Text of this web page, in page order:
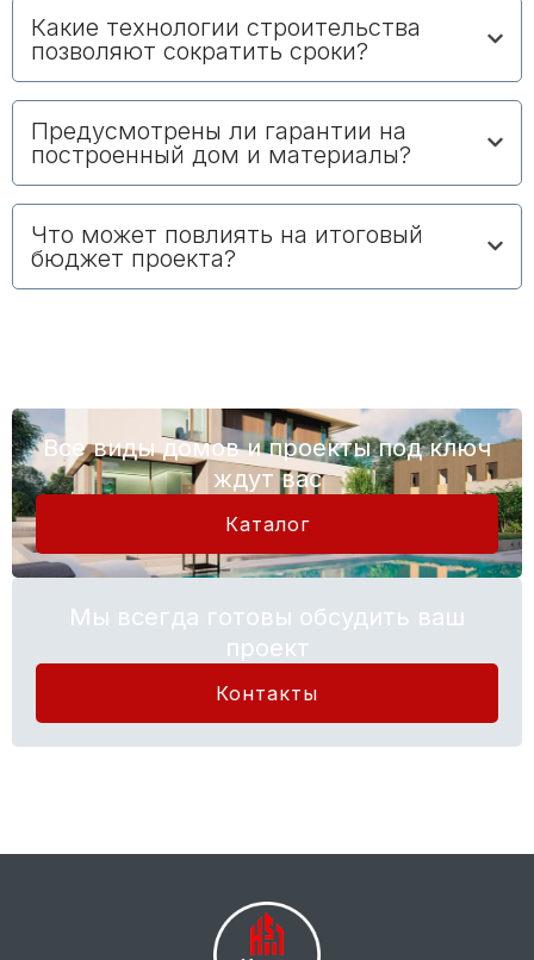
Какие технологии строительства
позволяют сократить сроки?
Предусмотрены ли гарантии на
построенный дом и материалы?
Что может повлиять на итоговый
бюджет проекта?
Все виды домов и проекты под ключ
ждут вас
Каталог
Мы всегда готовы обсудить ваш
проект
Контакты